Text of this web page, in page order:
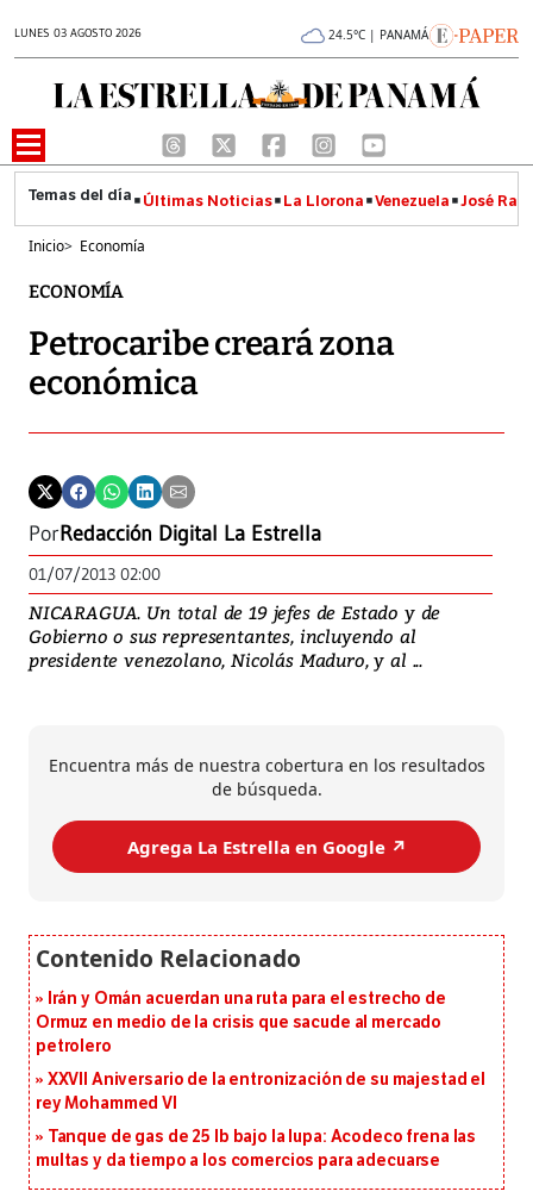
LUNES 03 AGOSTO 2026 24.5°C | PANAMÁ
Últimas Noticias La Llorona Venezuela José
Inicio> Economía
ECONOMÍA
Petrocaribe creará zona
económica
PorRedacción Digital La Estrella
01/07/2013 02:00
NICARAGUA. Un total de 19 jefes de Estado y de
Gobierno o sus representantes, incluyendo al
presidente venezolano, Nicolás Maduro, y al ...
Encuentra más de nuestra cobertura en los resultados
de búsqueda.
Agrega La Estrella en Google ↗️
Irán y Omán acuerdan una ruta para el estrecho de
Ormuz en medio de la crisis que sacude al mercado
petrolero
XXVII Aniversario de la entronización de su majestad el
rey Mohammed VI
Tanque de gas de 25 lb bajo la lupa: Acodeco frena las
multas y da tiempo a los comercios para adecuarse